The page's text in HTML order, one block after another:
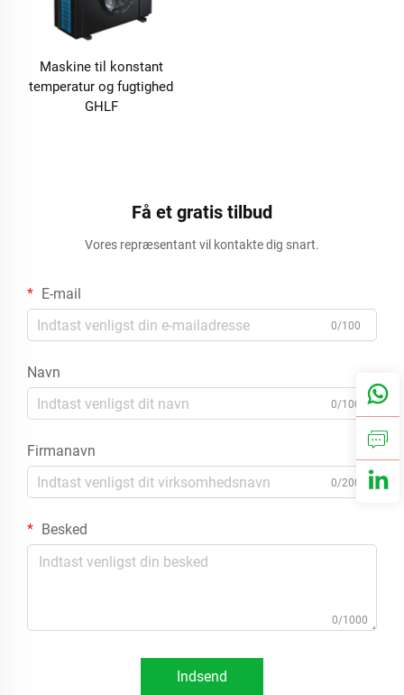
Maskine til konstant
temperatur og fugtighed
GHLF
Få et gratis tilbud
Vores repræsentant vil kontakte dig snart.
E-mail
0/100
Navn
0/100
Firmanavn
0/200
Besked
0/1000
Indsend